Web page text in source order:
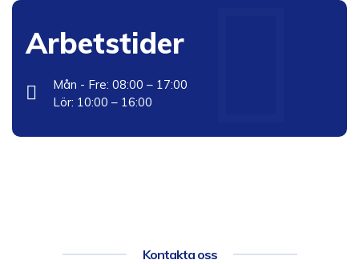
Arbetstider
Mån - Fre: 08:00 – 17:00
Lör: 10:00 – 16:00
Kontakta oss